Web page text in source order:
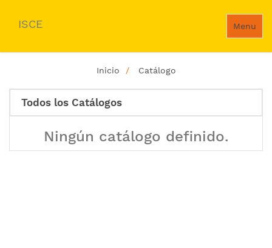
Menu
ISCE
Inicio Catálogo
Todos los Catálogos
Ningún catálogo definido.